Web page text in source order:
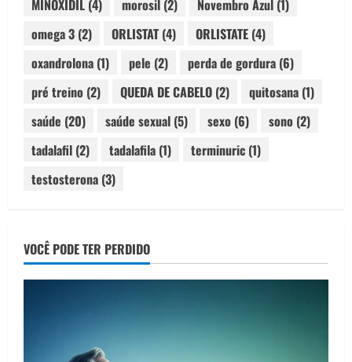
MINOXIDIL (4) morosil (2) Novembro Azul (1)
omega 3 (2) ORLISTAT (4) ORLISTATE (4)
oxandrolona (1) pele (2) perda de gordura (6)
pré treino (2) QUEDA DE CABELO (2) quitosana (1)
saúde (20) saúde sexual (5) sexo (6) sono (2)
tadalafil (2) tadalafila (1) terminuric (1)
testosterona (3)
VOCÊ PODE TER PERDIDO